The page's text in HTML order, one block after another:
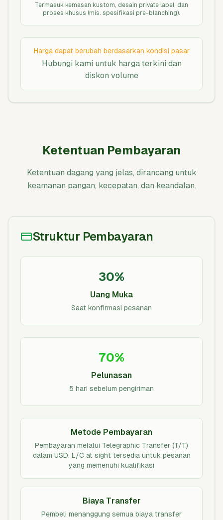
Termasuk kemasan kustom, desain private label, dan
proses khusus (mis. spesifikasi pre-blanching).
Harga dapat berubah berdasarkan kondisi pasar
Hubungi kami untuk harga terkini dan
diskon volume
Ketentuan Pembayaran
Ketentuan dagang yang jelas, dirancang untuk
keamanan pangan, kecepatan, dan keandalan.
Struktur Pembayaran
30%
Uang Muka
Saat konfirmasi pesanan
70%
Pelunasan
5 hari sebelum pengiriman
Metode Pembayaran
Pembayaran melalui Telegraphic Transfer (T/T)
dalam USD; L/C at sight tersedia untuk pesanan
yang memenuhi kualifikasi
Biaya Transfer
Pembeli menanggung semua biaya transfer